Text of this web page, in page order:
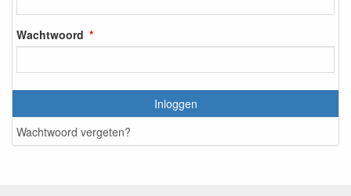
Wachtwoord
Inloggen
Wachtwoord vergeten?